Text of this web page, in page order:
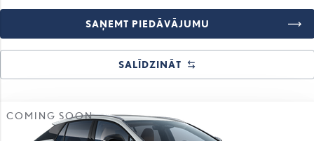
SAŅEMT PIEDĀVĀJUMU
SALĪDZINĀT
COMING SOON